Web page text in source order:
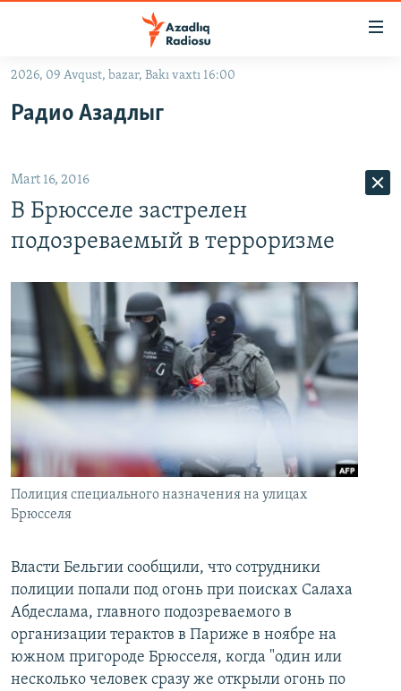
Əsas
qayıt
qayıt
Axtarışa
#İZAHLA
FƏRQƏ BAX
QANUNI DOĞRU
ARAŞDIRMA
MULTIMEDIA
VIDEO
FOTOQALEREYA
İNFOQRAFIKA
KARIKATURA
RADIO ARXIV
OXU ZALI
AZƏRBAYCAN ƏDƏBIYYATI KITABXANASI
İSLAM VƏ DEMOKRATIYA
HAQQIMIZDA
MISSIYAMIZ
PEŞƏ ETIKASI VƏ JURNALISTIKA STANDARTLARIMIZ
AZADLIQRADIOSU MOBIL TELEFONUNUZDA
RFE/RL-in bütün saytları
2026, 09 Avqust, bazar, Bakı vaxtı 16:00
Радио Азадлыг
Mart 16, 2016
В Брюсселе застрелен
подозреваемый в терроризме
Полиция специального назначения на улицах
Брюсселя
Власти Бельгии сообщили, что сотрудники
полиции попали под огонь при поисках Салаха
Абдеслама, главного подозреваемого в
организации терактов в Париже в ноябре на
южном пригороде Брюсселя, когда "один или
несколько человек сразу же открыли огонь по